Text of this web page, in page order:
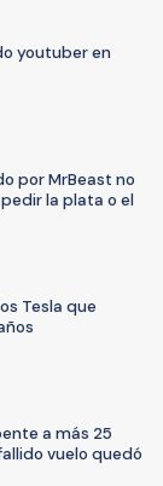
youtuber en
por MrBeast no
la plata o el
Tesla que
a más 25
vuelo quedó